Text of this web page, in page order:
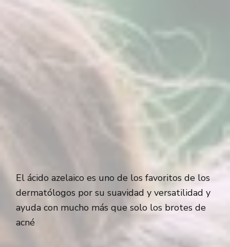
El ácido azelaico es uno de los favoritos de los
dermatólogos por su suavidad y versatilidad y
ayuda con mucho más que solo los brotes de
acné